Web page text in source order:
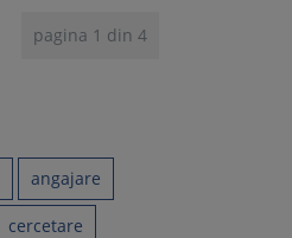
pagina 1 din 4
angajare
cercetare